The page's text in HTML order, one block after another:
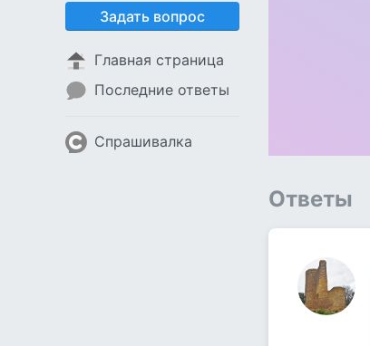
Задать вопрос
Главная страница
Последние ответы
Спрашивалка
Ответы